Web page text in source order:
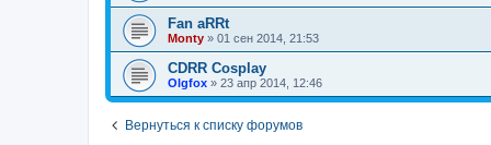
Fan aRRt
Monty » 01 сен 2014, 21:53
CDRR Cosplay
Olgfox » 23 апр 2014, 12:46
Вернуться к списку форумов